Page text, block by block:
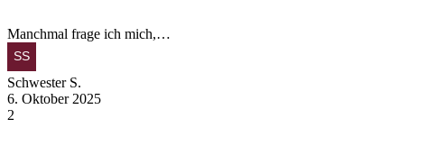
Manchmal frage ich mich,…
Schwester S.
6. Oktober 2025
2